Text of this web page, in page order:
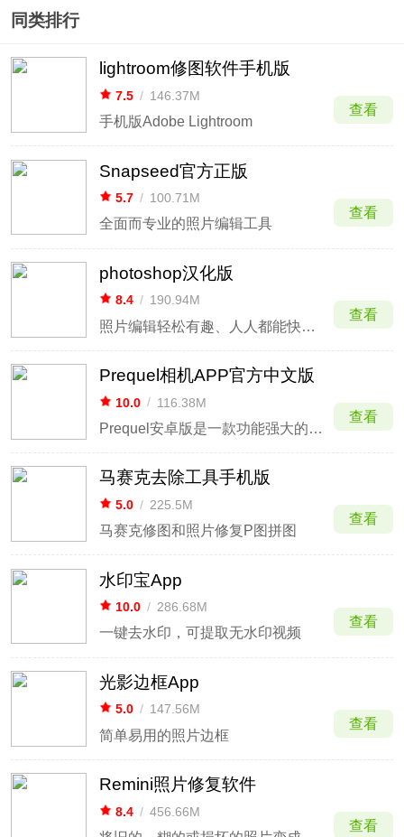
同类排行
lightroom修图软件手机版
7.5 / 146.37M
手机版Adobe Lightroom
查看
Snapseed官方正版
5.7 / 100.71M
全面而专业的照片编辑工具
查看
photoshop汉化版
8.4 / 190.94M
照片编辑轻松有趣、人人都能快速上手
查看
Prequel相机APP官方中文版
10.0 / 116.38M
Prequel安卓版是一款功能强大的摄影编辑美化软件，无论是美容功能、特效还是贴纸，其风格都非常突出，你可以随时在这里拍更多好看的照片，您可以自由切换布局，添加各种文字和特效。
查看
马赛克去除工具手机版
5.0 / 225.5M
马赛克修图和照片修复P图拼图
查看
水印宝App
10.0 / 286.68M
一键去水印，可提取无水印视频
查看
光影边框App
5.0 / 147.56M
简单易用的照片边框
查看
Remini照片修复软件
8.4 / 456.66M
查看